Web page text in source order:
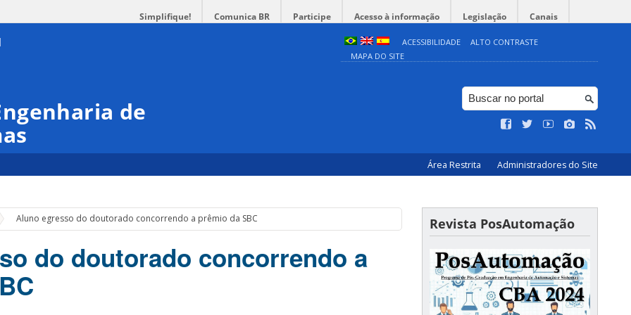
Simplifique! Comunica BR Participe Acesso à informação Legislação Canais
ACESSIBILIDADE
ALTO CONTRASTE
MAPA DO SITE
de
Área Restrita Administradores do Site
Aluno egresso do doutorado concorrendo a prêmio da SBC
do doutorado concorrendo a
Revista PosAutomação